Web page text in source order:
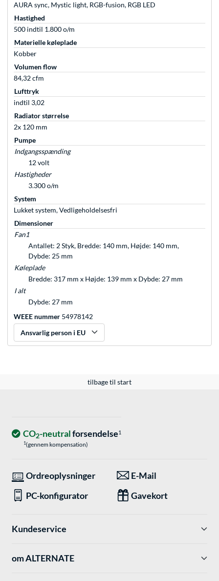
AURA sync, Mystic light, RGB-fusion, RGB LED
Hastighed
500 indtil 1.800 o/m
Materielle køleplade
Kobber
Volumen flow
84,32 cfm
Lufttryk
indtil 3,02
Radiator størrelse
2x 120 mm
Pumpe
Indgangsspænding
12 volt
Hastigheder
3.300 o/m
System
Lukket system, Vedligeholdelsesfri
Dimensioner
Fan1
Antallet: 2 Styk, Bredde: 140 mm, Højde: 140 mm,
Dybde: 25 mm
Køleplade
Bredde: 317 mm x Højde: 139 mm x Dybde: 27 mm
I alt
Dybde: 27 mm
WEEE nummer 54978142
Ansvarlig person i EU
tilbage til start
CO2-neutralforsendelse1
1(gennem kompensation)
Ordreoplysninger
E-Mail
PC-konfigurator
Gavekort
Kundeservice
om ALTERNATE